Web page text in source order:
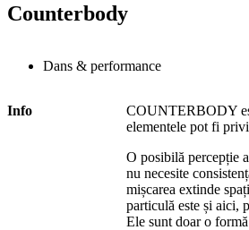
Counterbody
Dans & performance
Info
COUNTERBODY
elementele pot fi
O posibilă percepție
nu necesite
mișcarea extinde
particulă este și aici,
Ele sunt doar o